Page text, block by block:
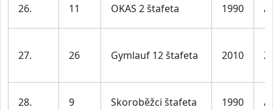
26. 11 OKAS 2 štafeta 1990 A
27. 26 Gymlauf 12 štafeta 2010 Ž
28. 9 Skoroběžci štafeta 1990 A